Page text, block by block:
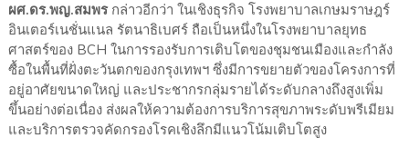
ผศ.ดร.พญ.สมพร กล่าวอีกว่า ในเชิงธุรกิจ โรงพยาบาลเกษมราษฎร์
อินเตอร์เนชั่นแนล รัตนาธิเบศร์ ถือเป็นหนึ่งในโรงพยาบาลยุทธ
ศาสตร์ของ BCH ในการรองรับการเติบโตของชุมชนเมืองและกำลัง
ซื้อในพื้นที่ฝั่งตะวันตกของกรุงเทพฯ ซึ่งมีการขยายตัวของโครงการที่
อยู่อาศัยขนาดใหญ่ และประชากรกลุ่มรายได้ระดับกลางถึงสูงเพิ่ม
ขึ้นอย่างต่อเนื่อง ส่งผลให้ความต้องการบริการสุขภาพระดับพรีเมียม
และบริการตรวจคัดกรองโรคเชิงลึกมีแนวโน้มเติบโตสูง